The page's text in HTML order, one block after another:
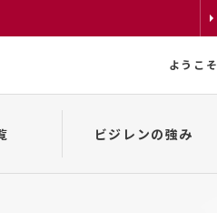
ようこそ
ビジレンの強み